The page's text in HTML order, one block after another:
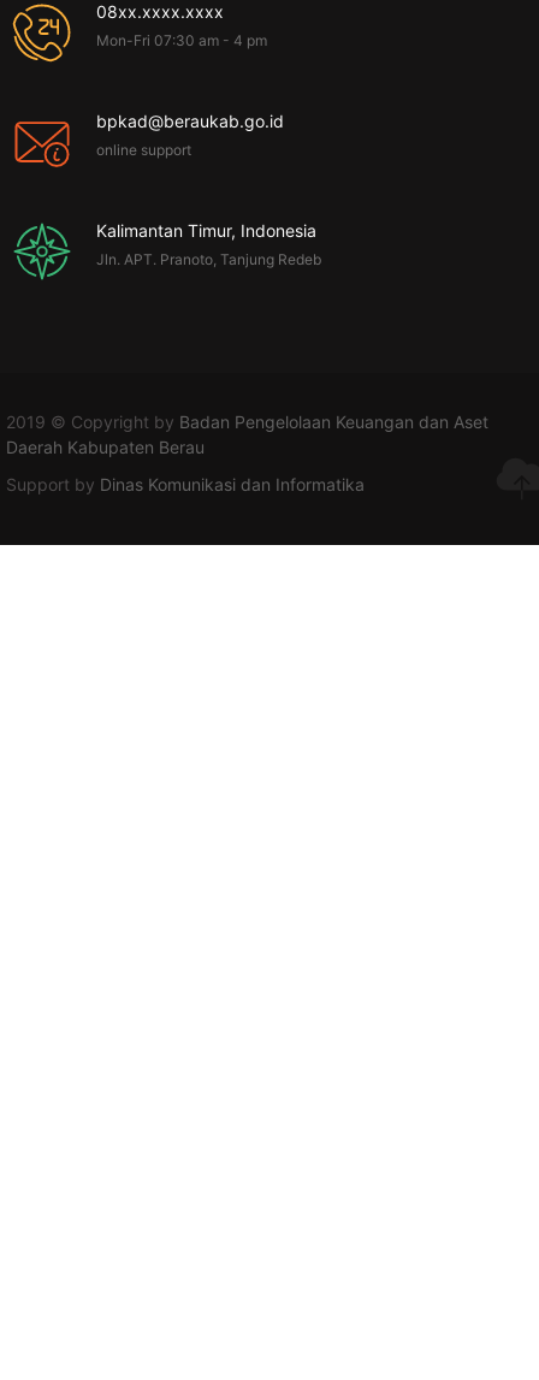
08xx.xxxx.xxxx
Mon-Fri 07:30 am - 4 pm
bpkad@beraukab.go.id
online support
Kalimantan Timur, Indonesia
Jln. APT. Pranoto, Tanjung Redeb
2019 © Copyright by Badan Pengelolaan Keuangan dan Aset
Daerah Kabupaten Berau
Support by Dinas Komunikasi dan Informatika